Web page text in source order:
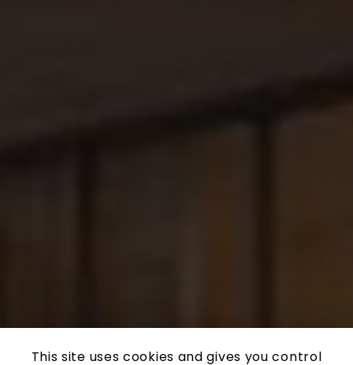
This site uses cookies and gives you control